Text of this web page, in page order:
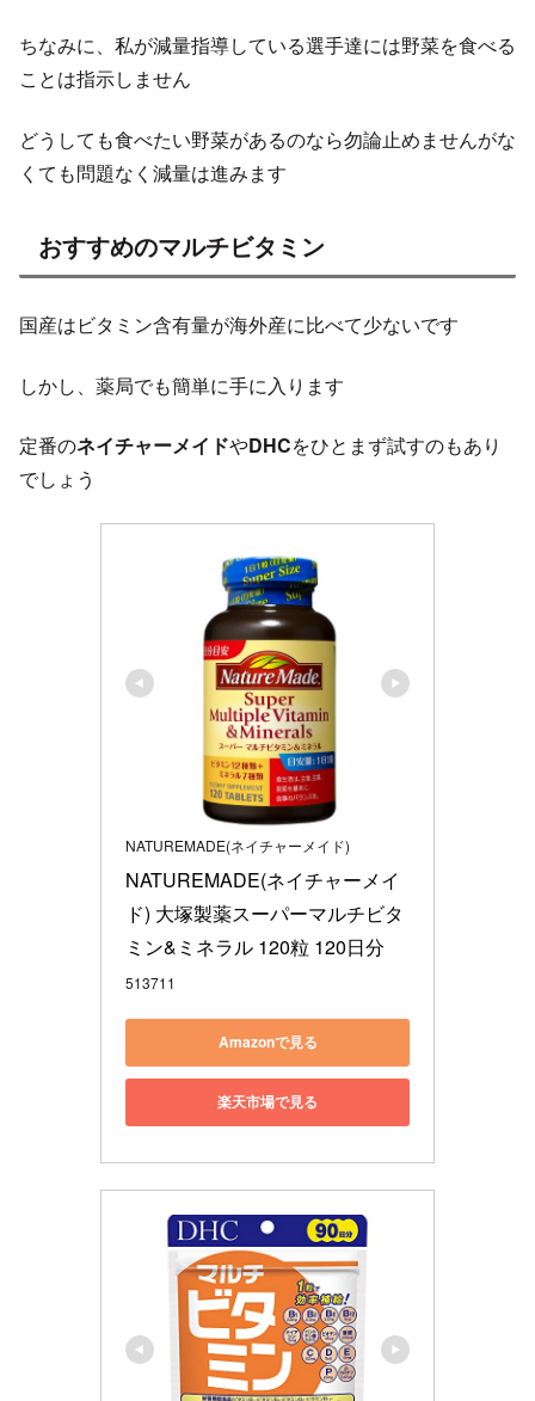
ちなみに、私が減量指導している選手達には野菜を食べる
ことは指示しません
どうしても食べたい野菜があるのなら勿論止めませんがな
くても問題なく減量は進みます
おすすめのマルチビタミン
国産はビタミン含有量が海外産に比べて少ないです
しかし、薬局でも簡単に手に入ります
定番のネイチャーメイドやDHCをひとまず試すのもあり
でしょう
NATUREMADE(ネイチャーメイド)
NATUREMADE(ネイチャーメイ
ド) 大塚製薬スーパーマルチビタ
ミン&ミネラル 120粒 120日分
513711
Amazonで見る
楽天市場で見る